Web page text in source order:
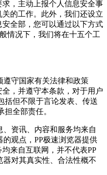
，主动上报个人信息安全事
的工作。此外，我们还设立
全部，您可以通过以下方式
情况下，我们将在十五个工
遵守国家有关法律和政策
，并遵守本条款，对于用户
括但不限于言论发表、传送
全部责任。
、资讯、内容和服务均来自
观点，PP极速浏览器提供
来自互联网，并不代表PP
器对其真实性、合法性概不